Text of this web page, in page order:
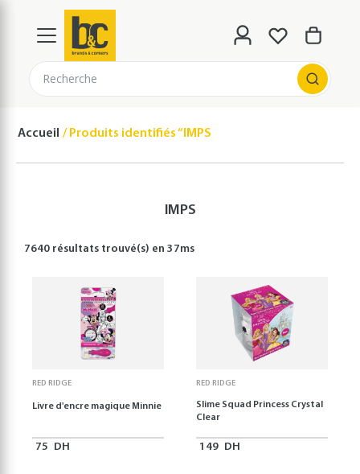
Recherche
Accueil Produits identifiés “IMPS”
IMPS
7640 résultats trouvé(s) en37ms
RED RIDGE
Livre d'encre magique Minnie
75 DH
RED RIDGE
Slime Squad Princess Crystal
Clear
149 DH